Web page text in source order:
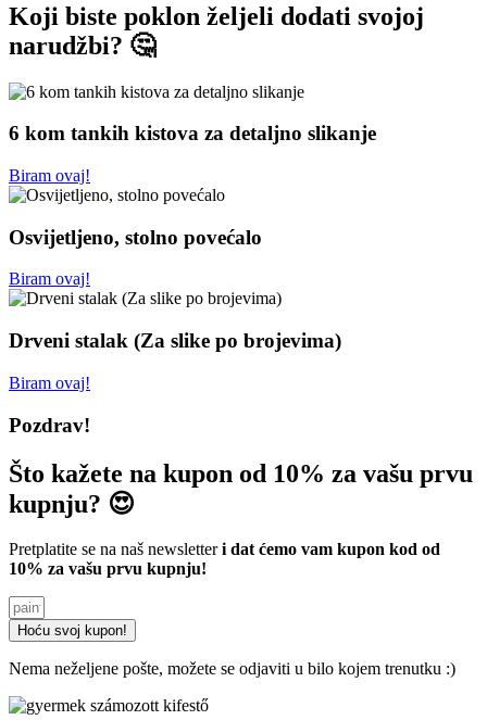
Koji biste poklon željeli dodati svojoj
narudžbi? 🤔
6 kom tankih kistova za detaljno slikanje
Biram ovaj!
Osvijetljeno, stolno povećalo
Biram ovaj!
Drveni stalak (Za slike po brojevima)
Biram ovaj!
Pozdrav!
Što kažete na kupon od 10% za vašu prvu
kupnju? 😍
Pretplatite se na naš newsletteri dat ćemo vam kupon kod od
10% za vašu prvu kupnju!
Hoću svoj kupon!
Nema neželjene pošte, možete se odjaviti u bilo kojem trenutku :)